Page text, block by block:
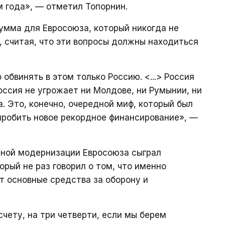
года», — отметил Топорнин.
для Евросоюза, который никогда не
что эти вопросы должны находиться
в этом только Россию. <...> Россия
не угрожает ни Молдове, ни Румынии, ни
Это, конечно, очередной миф, который был
новое рекордное финансирование», —
модернизации Евросоюза сыграл
не раз говорил о том, что именно
средства за оборону и
на три четверти, если мы берем